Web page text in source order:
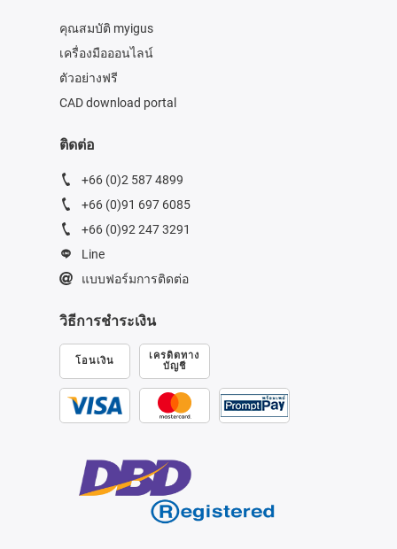
คุณสมบัติ myigus
เครื่องมือออนไลน์
ตัวอย่างฟรี
CAD download portal
ติดต่อ
+66 (0)2 587 4899
+66 (0)91 697 6085
+66 (0)92 247 3291
Line
แบบฟอร์มการติดต่อ
วิธีการชำระเงิน
โอนเงิน
เครดิตทาง
บัญชี